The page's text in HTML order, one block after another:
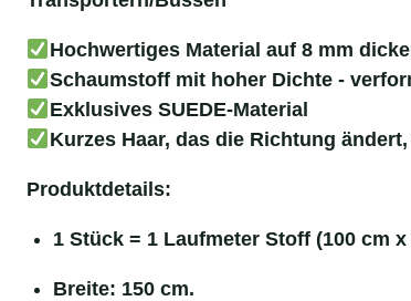
Hochwertiges Material auf 8 mm
Schaumstoff mit hoher Dichte -
Exklusives SUEDE-Material
Kurzes Haar, das die Richtung
Produktdetails:
1 Stück = 1 Laufmeter Stoff (100 cm x
Breite: 150 cm.